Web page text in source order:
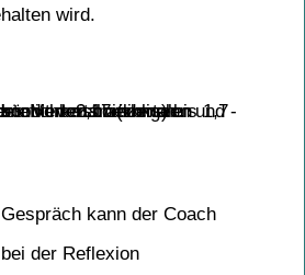
wird.
kann der Coach
der Reflexion